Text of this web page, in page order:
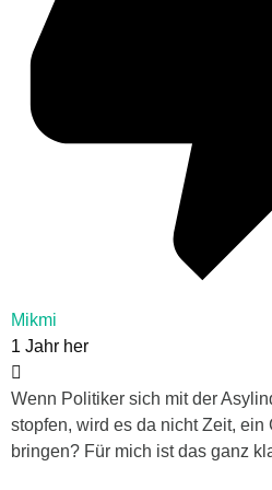
Mikmi
1 Jahr her
Wenn Politiker sich mit der
stopfen, wird es da nicht Zeit, ein
bringen? Für mich ist das ganz